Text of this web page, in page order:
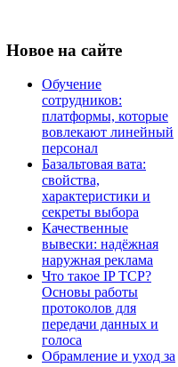
Новое на сайте
Обучение
сотрудников:
платформы, которые
вовлекают линейный
персонал
Базальтовая вата:
свойства,
характеристики и
секреты выбора
Качественные
вывески: надёжная
наружная реклама
Что такое IP TCP?
Основы работы
протоколов для
передачи данных и
голоса
Обрамление и уход за